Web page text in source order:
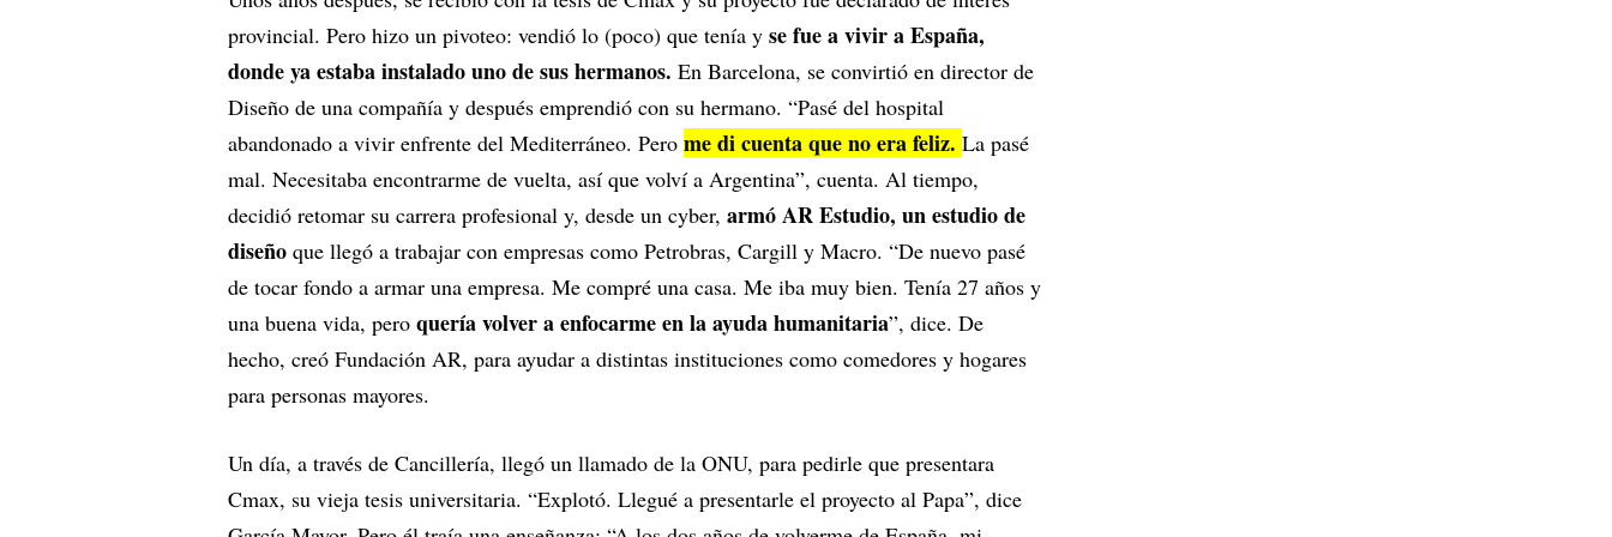
provincial. Pero hizo un pivoteo: vendió lo (poco) que tenía y se fue a vivir a España,
donde ya estaba instalado uno de sus hermanos. En Barcelona, se convirtió en director de
Diseño de una compañía y después emprendió con su hermano. “Pasé del hospital
abandonado a vivir enfrente del Mediterráneo. Pero me di cuenta que no era feliz. La pasé
mal. Necesitaba encontrarme de vuelta, así que volví a Argentina”, cuenta. Al tiempo,
decidió retomar su carrera profesional y, desde un cyber, armó AR Estudio, un estudio de
diseño que llegó a trabajar con empresas como Petrobras, Cargill y Macro. “De nuevo pasé
de tocar fondo a armar una empresa. Me compré una casa. Me iba muy bien. Tenía 27 años y
una buena vida, pero quería volver a enfocarme en la ayuda humanitaria”, dice. De
hecho, creó Fundación AR, para ayudar a distintas instituciones como comedores y hogares
para personas mayores.
Un día, a través de Cancillería, llegó un llamado de la ONU, para pedirle que presentara
Cmax, su vieja tesis universitaria. “Explotó. Llegué a presentarle el proyecto al Papa”, dice